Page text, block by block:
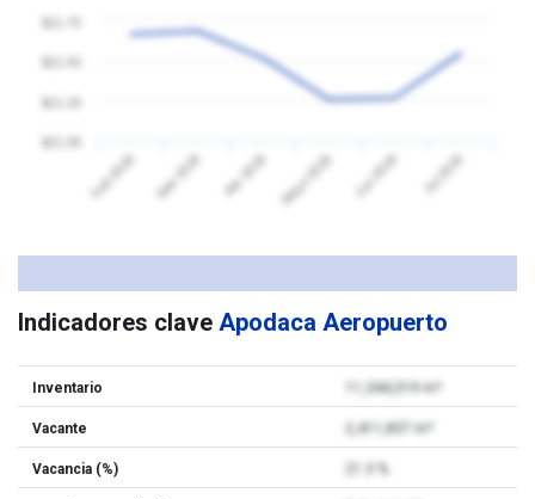
Feb 2026 Mar 2026 Abr 2026 Mayo 2026 Jun 2026 Jul 2026
Indicadores clave Apodaca Aeropuerto
Inventario 11,344,319 m²
Vacante
Vacancia (%)